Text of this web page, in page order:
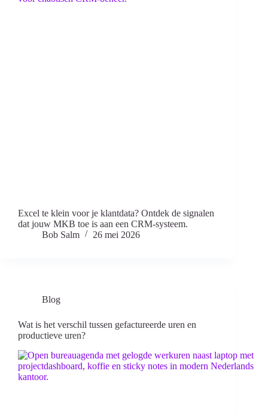
Excel te klein voor je klantdata? Ontdek de signalen
dat jouw MKB toe is aan een CRM-systeem.
Bob Salm
26 mei 2026
Blog
Wat is het verschil tussen gefactureerde uren en
productieve uren?